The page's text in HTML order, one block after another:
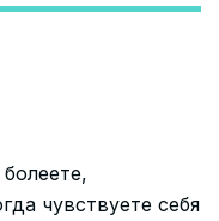
чувствуете себя